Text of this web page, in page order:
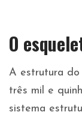
O
A estrutura do
três mil e
sistema